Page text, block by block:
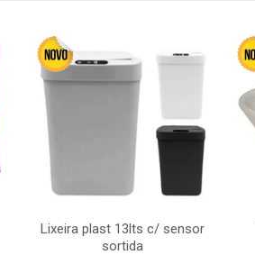
Lixeira plast 13lts c/ sensor
sortida